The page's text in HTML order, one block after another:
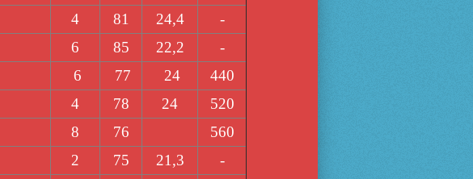
4 81 24,4 -
6 85 22,2 -
6 77 24 440
4 78 24 520
8 76 560
2 75 21,3 -